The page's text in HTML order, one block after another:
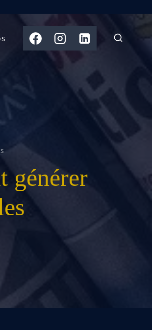
du Sud-Est
Orient
Australasie
Îles du Pacifique
générer